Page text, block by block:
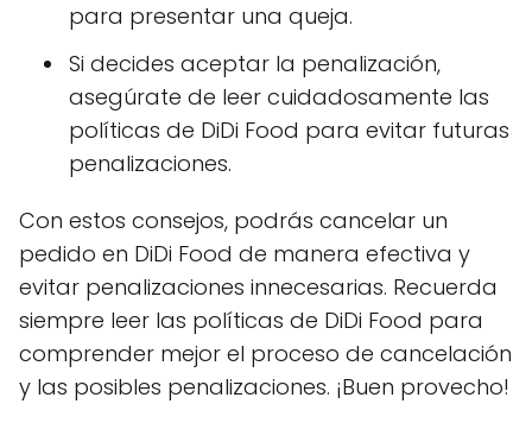
para presentar una queja.
Si decides aceptar la penalización,
asegúrate de leer cuidadosamente las
políticas de DiDi Food para evitar futuras
penalizaciones.
Con estos consejos, podrás cancelar un
pedido en DiDi Food de manera efectiva y
evitar penalizaciones innecesarias. Recuerda
siempre leer las políticas de DiDi Food para
comprender mejor el proceso de cancelación
y las posibles penalizaciones. ¡Buen provecho!